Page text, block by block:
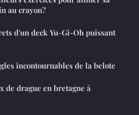
au crayon?
d'un deck Yu-Gi-Oh puissant
incontournables de la belote
de drague en bretagne à